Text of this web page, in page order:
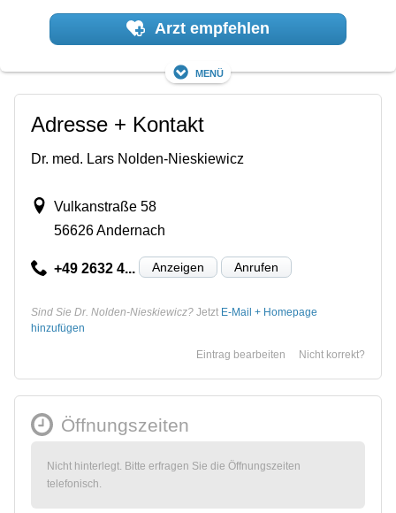
Arzt empfehlen
Menü
Adresse + Kontakt
Dr. med. Lars Nolden-Nieskiewicz
Vulkanstraße 58
56626 Andernach
+49 2632 4... Anzeigen Anrufen
Sind Sie Dr. Nolden-Nieskiewicz? Jetzt E-Mail + Homepage
hinzufügen
Nicht korrekt?
Eintrag bearbeiten
Öffnungszeiten
Nicht hinterlegt. Bitte erfragen Sie die Öffnungszeiten
telefonisch.